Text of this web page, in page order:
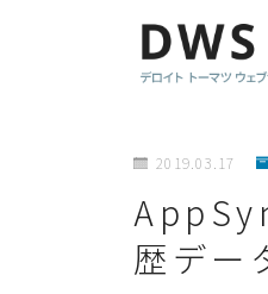
2019.03.17
歴デー